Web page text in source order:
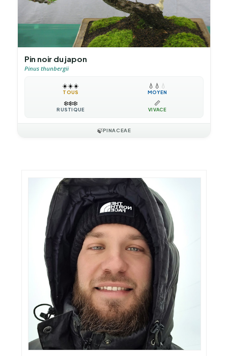
Pin noir du japon
Pinus thunbergii
☀️☀️☀️
TOUS
💧 💧 💧
MOYEN
❄️❄️❄️
RUSTIQUE
📏
VIVACE
🍃PINACEAE